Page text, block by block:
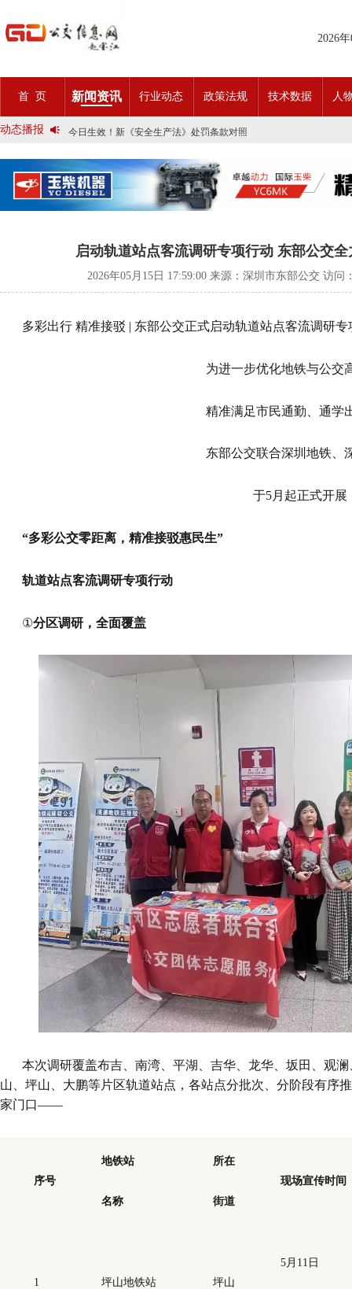
2026
首 页 新闻资讯 行业动态 政策法规 技术数据 人
动态播报
2025市民出行新方案 | 久事公交开通首条需求响应式定制班线
第九届公交都市发展论坛 (深圳)邀请函
创新 实践 沟通 | 聚焦「智慧公交」目标 助推公交转型发展——沪苏
岁月为鉴人民为证，百年北京公交实现历史性跨越！
今日生效！新《安全生产法》处罚条款对照
2025市民出行新方案 | 久事公交开通首条需求响应式定制班线
第九届公交都市发展论坛 (深圳)邀请函
石河子市公交公司荣获全国五一劳动奖状
宜昌公交春节滨江观光定制巴士18日开行！
传承张謇精神•厚植为民情怀•党建引领前行•文化润企发展——南通
岁月为鉴人民为证，百年北京公交实现历史性跨越！
今日生效！新《安全生产法》处罚条款对照
交通运输部、科学技术部发布关于科技创新驱动加快建设交通强国
启动轨道站点客流调研专项行动 东部公交
2026年05月15日 17:59:00 来源：深圳市东部公交 访问
多彩出行 精准接驳 | 东部公交正式启动轨道站点客流调研
为进一步优化地铁与公交
精准满足市民通勤、通学
东部公交联合深圳地铁、
于5月起正式开展
“多彩公交零距离，精准接驳惠民生”
轨道站点客流调研专项行动
①分区调研，全面覆盖
本次调研覆盖布吉、南湾、平湖、吉华、龙华、坂田、观
山、坪山、大鹏等片区轨道站点，各站点分批次、分阶段有序
家门口——
序号
地铁站
名称
所在
街道
现场宣传时间
1 坪山地铁站 坪山
5月11日